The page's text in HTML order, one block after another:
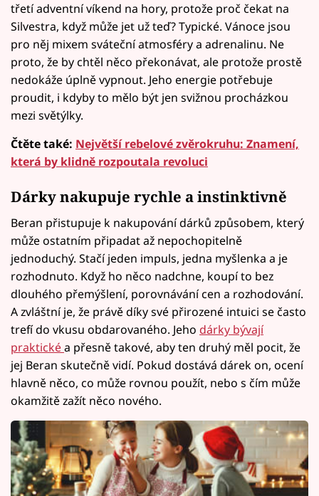
třetí adventní víkend na hory, protože proč čekat na
Silvestra, když může jet už teď? Typické. Vánoce jsou
pro něj mixem sváteční atmosféry a adrenalinu. Ne
proto, že by chtěl něco překonávat, ale protože prostě
nedokáže úplně vypnout. Jeho energie potřebuje
proudit, i kdyby to mělo být jen svižnou procházkou
mezi světýlky.
Čtěte také: Největší rebelové zvěrokruhu: Znamení,
která by klidně rozpoutala revoluci
Dárky nakupuje rychle a instinktivně
Beran přistupuje k nakupování dárků způsobem, který
může ostatním připadat až nepochopitelně
jednoduchý. Stačí jeden impuls, jedna myšlenka a je
rozhodnuto. Když ho něco nadchne, koupí to bez
dlouhého přemýšlení, porovnávání cen a rozhodování.
A zvláštní je, že právě díky své přirozené intuici se často
trefí do vkusu obdarovaného. Jeho dárky bývají
praktickéa přesně takové, aby ten druhý měl pocit, že
jej Beran skutečně vidí. Pokud dostává dárek on, ocení
hlavně něco, co může rovnou použít, nebo s čím může
okamžitě zažít něco nového.